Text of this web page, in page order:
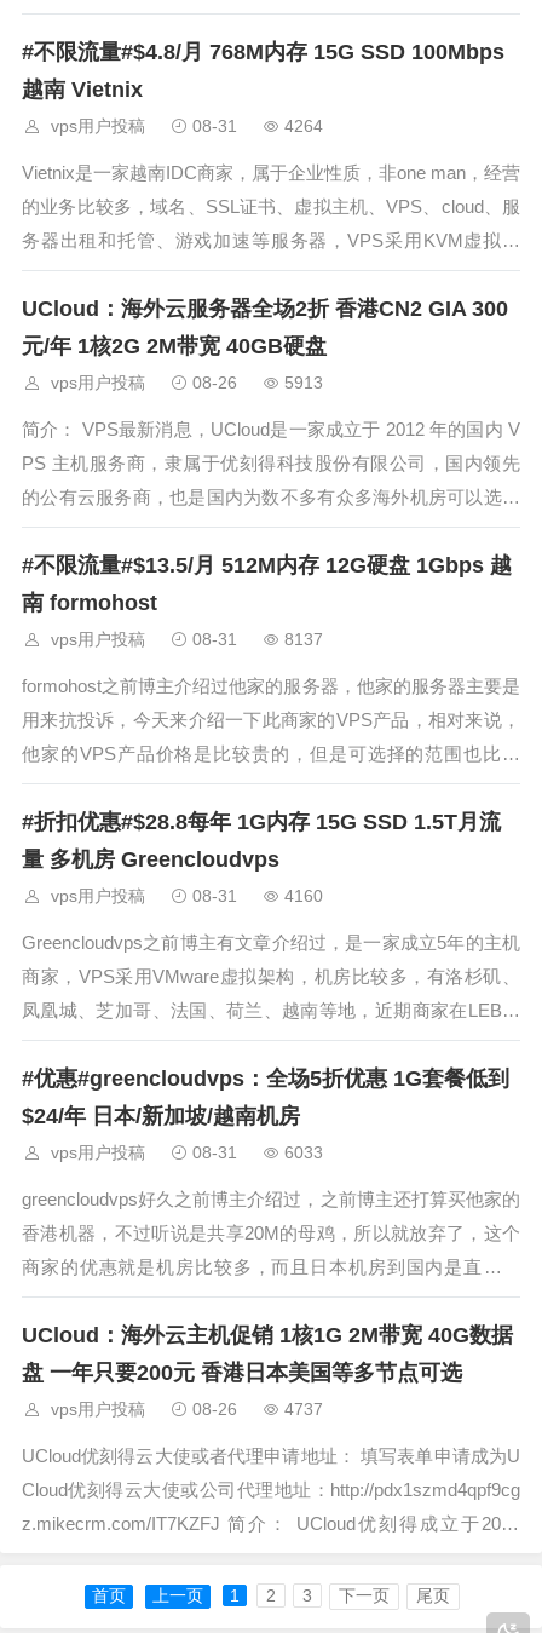
在胡志明市的Viettle和VNPT，VNPT数据中心对于国内是三网
直连，本次博主介绍的是他家的VPS产品，他家的VPS
#不限流量#$4.8/月 768M内存 15G SSD 100Mbps
越南 Vietnix
vps用户投稿 08-31 4264
Vietnix是一家越南IDC商家，属于企业性质，非one man，经营
的业务比较多，域名、SSL证书、虚拟主机、VPS、cloud、服
务器出租和托管、游戏加速等服务器，VPS采用KVM虚拟架
构，优势是100Mbps带宽不限流量，多个机房可以选择，国内
用户可以选择VNPT线路，电信和移动是直连，对于
UCloud：海外云服务器全场2折 香港CN2 GIA 300
元/年 1核2G 2M带宽 40GB硬盘
vps用户投稿 08-26 5913
简介： VPS最新消息，UCloud是一家成立于 2012 年的国内 V
PS 主机服务商，隶属于优刻得科技股份有限公司，国内领先
的公有云服务商，也是国内为数不多有众多海外机房可以选择
的云服务器销售商家。当前UCloud香港、新加坡、雅加达、曼
谷、胡志明、法
#不限流量#$13.5/月 512M内存 12G硬盘 1Gbps 越
南 formohost
vps用户投稿 08-31 8137
formohost之前博主介绍过他家的服务器，他家的服务器主要是
用来抗投诉，今天来介绍一下此商家的VPS产品，相对来说，
他家的VPS产品价格是比较贵的，但是可选择的范围也比较
广，有柬埔寨、香港、印度、印度尼西亚、日本、韩国、马来
西亚、巴基斯坦、新加坡、台湾、泰国、土耳其、越南、美
国、加拿大、巴西、阿
#折扣优惠#$28.8每年 1G内存 15G SSD 1.5T月流
量 多机房 Greencloudvps
vps用户投稿 08-31 4160
Greencloudvps之前博主有文章介绍过，是一家成立5年的主机
商家，VPS采用VMware虚拟架构，机房比较多，有洛杉矶、
凤凰城、芝加哥、法国、荷兰、越南等地，近期商家在LEB上
发布了最新的五周年优惠促销信息，SSD KVM VPS半年付及
以上方案使用优惠后可获得6折优惠，macOS VPS季
#优惠#greencloudvps：全场5折优惠 1G套餐低到
$24/年 日本/新加坡/越南机房
vps用户投稿 08-31 6033
greencloudvps好久之前博主介绍过，之前博主还打算买他家的
香港机器，不过听说是共享20M的母鸡，所以就放弃了，这个
商家的优惠就是机房比较多，而且日本机房到国内是直连线
路，价格也比较便宜，近期商家推出了新的一轮优惠促销，从
6月8日到6月15日新加坡全系VPS、新加坡、日本、越南等的
存储型VP
UCloud：海外云主机促销 1核1G 2M带宽 40G数据
盘 一年只要200元 香港日本美国等多节点可选
vps用户投稿 08-26 4737
UCloud优刻得云大使或者代理申请地址： 填写表单申请成为U
Cloud优刻得云大使或公司代理地址：http://pdx1szmd4qpf9cg
z.mikecrm.com/IT7KZFJ 简介： UCloud优刻得成立于2012
首页 上一页 1 2 3 下一页 尾页